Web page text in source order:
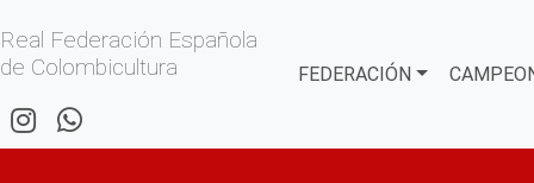
Real Federación Española
de Colombicultura
FEDERACIÓN